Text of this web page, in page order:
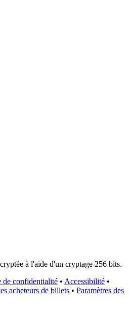
à l'aide d'un cryptage 256 bits.
de confidentialité • Accessibilité •
acheteurs de billets • Paramètres des